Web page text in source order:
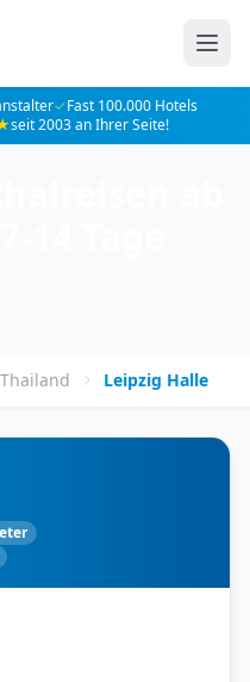
✓Fast 100.000 Hotels
seit 2003 an Ihrer Seite!
Thailand Leipzig Halle